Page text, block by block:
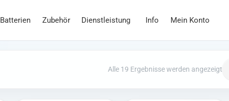
Batterien Zubehör Dienstleistung Info Mein Konto
Alle 19 Ergebnisse werden angezeigt